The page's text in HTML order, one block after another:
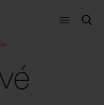
Menu